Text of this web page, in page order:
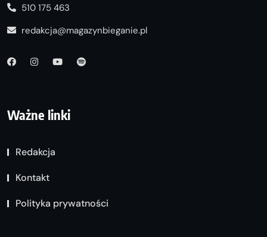
510 175 463
redakcja@magazynbieganie.pl
Ważne linki
Redakcja
Kontakt
Polityka prywatności